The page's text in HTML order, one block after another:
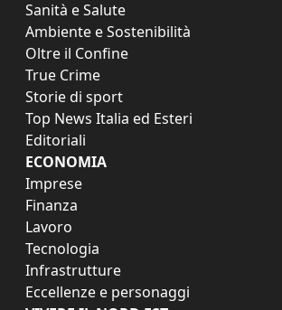
Sanità e Salute
Ambiente e Sostenibilità
Oltre il Confine
True Crime
Storie di sport
Top News Italia ed Esteri
Editoriali
ECONOMIA
Imprese
Finanza
Lavoro
Tecnologia
Infrastrutture
Eccellenze e personaggi